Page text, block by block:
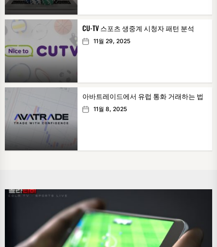
CU-TV 스포츠 생중계 시청자 패턴 분석
11월 29, 2025
아바트레이드에서 유럽 통화 거래하는 법
11월 8, 2025